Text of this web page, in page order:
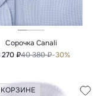
Сорочка Canali
270 ₽40 380 ₽-30%
КОРЗИНЕ